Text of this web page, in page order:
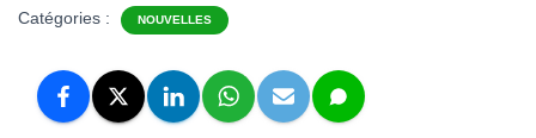
Catégories : NOUVELLES